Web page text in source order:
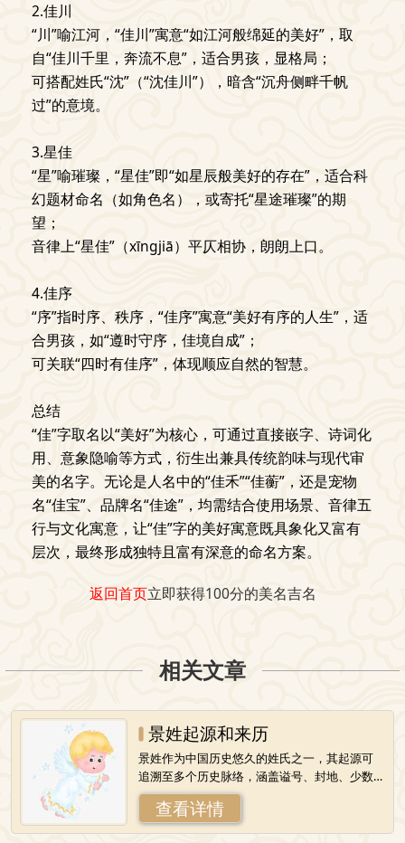
2.佳川
“川”喻江河，“佳川”寓意“如江河般绵延的美好”，取
自“佳川千里，奔流不息”，适合男孩，显格局；
可搭配姓氏“沈”（“沈佳川”），暗含“沉舟侧畔千帆
过”的意境。
3.星佳
“星”喻璀璨，“星佳”即“如星辰般美好的存在”，适合科
幻题材命名（如角色名），或寄托“星途璀璨”的期
望；
音律上“星佳”（xīngjiā）平仄相协，朗朗上口。
4.佳序
“序”指时序、秩序，“佳序”寓意“美好有序的人生”，适
合男孩，如“遵时守序，佳境自成”；
可关联“四时有佳序”，体现顺应自然的智慧。
总结
“佳”字取名以“美好”为核心，可通过直接嵌字、诗词化
用、意象隐喻等方式，衍生出兼具传统韵味与现代审
美的名字。无论是人名中的“佳禾”“佳蘅”，还是宠物
名“佳宝”、品牌名“佳途”，均需结合使用场景、音律五
行与文化寓意，让“佳”字的美好寓意既具象化又富有
层次，最终形成独特且富有深意的命名方案。
返回首页立即获得100分的美名吉名
相关文章
景姓起源和来历
景姓作为中国历史悠久的姓氏之一，其起源可
追溯至多个历史脉络，涵盖谥号、封地、少数
民族汉化等多元源头。以下从不同角度梳理其
起源与来历：一、以谥号为姓：楚国王室后裔
查看详情